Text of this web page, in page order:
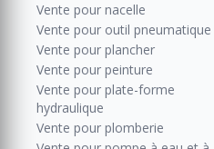
Vente pour nacelle
Vente pour outil pneumatique
Vente pour plancher
Vente pour peinture
Vente pour plate-forme
hydraulique
Vente pour plomberie